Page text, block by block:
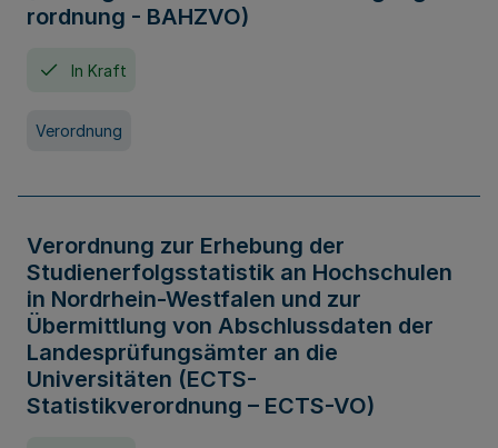
rordnung - BAHZVO)
In Kraft
Verordnung
Verordnung zur Erhebung der
Studienerfolgsstatistik an Hochschulen
in Nordrhein-Westfalen und zur
Übermittlung von Abschlussdaten der
Landesprüfungsämter an die
Universitäten (ECTS-
Statistikverordnung – ECTS-VO)